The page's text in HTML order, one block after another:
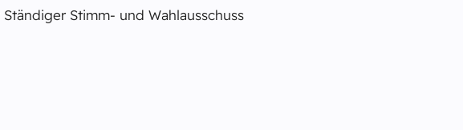
Stimm- und Wahlausschuss